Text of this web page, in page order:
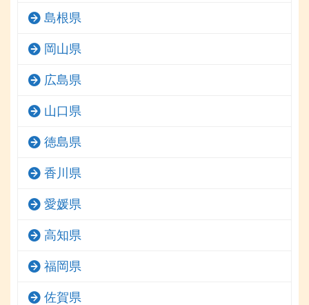
島根県
岡山県
広島県
山口県
徳島県
香川県
愛媛県
高知県
福岡県
佐賀県